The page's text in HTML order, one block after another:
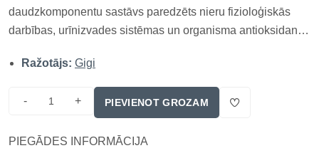
daudzkomponentu sastāvs paredzēts nieru fizioloģiskās
darbības, urīnizvades sistēmas un organisma antioksidantu
apvienot minerālvielu un augu izcelsmes aktīvās vielas,
Ražotājs: Gigi
- + PIEVIENOT GROZAM
PIEGĀDES INFORMĀCIJA